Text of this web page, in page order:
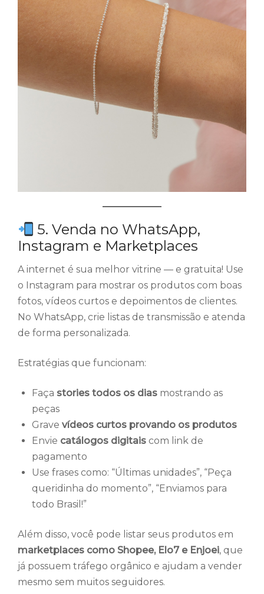
5. Venda no WhatsApp,
Instagram e Marketplaces
A internet é sua melhor vitrine — e gratuita! Use
o Instagram para mostrar os produtos com boas
fotos, vídeos curtos e depoimentos de clientes.
No WhatsApp, crie listas de transmissão e atenda
de forma personalizada.
Estratégias que funcionam:
Faça stories todos os dias mostrando as
peças
Grave vídeos curtos provando os produtos
Envie catálogos digitais com link de
pagamento
Use frases como: “Últimas unidades”, “Peça
queridinha do momento”, “Enviamos para
todo Brasil!”
Além disso, você pode listar seus produtos em
marketplaces como Shopee, Elo7 e Enjoei, que
já possuem tráfego orgânico e ajudam a vender
mesmo sem muitos seguidores.